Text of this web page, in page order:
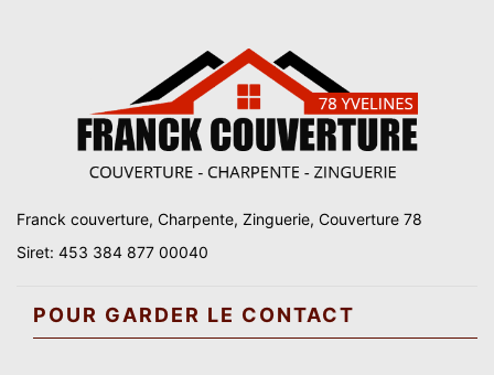
Franck couverture, Charpente, Zinguerie, Couverture 78
Siret: 453 384 877 00040
POUR GARDER LE CONTACT